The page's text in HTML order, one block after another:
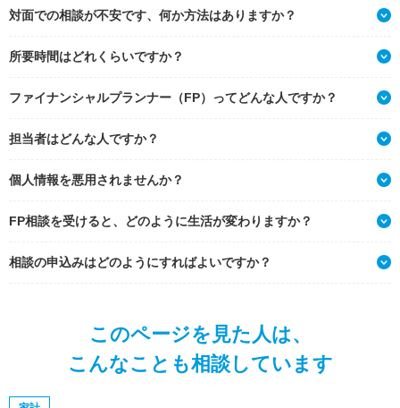
対面での相談が不安です、何か方法はありますか？
所要時間はどれくらいですか？
ファイナンシャルプランナー（FP）ってどんな人ですか？
担当者はどんな人ですか？
個人情報を悪用されませんか？
FP相談を受けると、どのように生活が変わりますか？
相談の申込みはどのようにすればよいですか？
このページを見た人は、
こんなことも相談しています